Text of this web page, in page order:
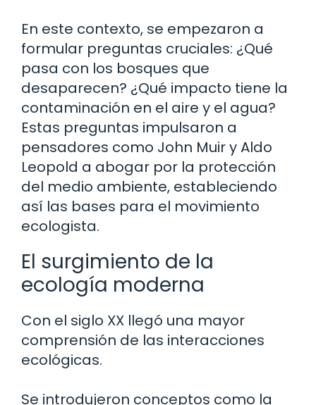
En este contexto, se empezaron a
formular preguntas cruciales: ¿Qué
pasa con los bosques que
desaparecen? ¿Qué impacto tiene la
contaminación en el aire y el agua?
Estas preguntas impulsaron a
pensadores como John Muir y Aldo
Leopold a abogar por la protección
del medio ambiente, estableciendo
así las bases para el movimiento
ecologista.
El surgimiento de la
ecología moderna
Con el siglo XX llegó una mayor
comprensión de las interacciones
ecológicas.
Se introdujeron conceptos como la